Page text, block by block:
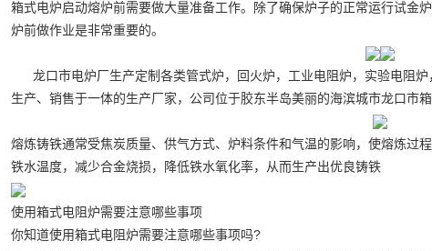
箱式电炉启动熔炉前需要做大量准备工作。除了确保炉子的正常运行试金炉
炉前做作业是非常重要的。
龙口市电炉厂生产定制各类管式炉，回火炉，工业电阻炉，实验电阻炉
生产、销售于一体的生产厂家，公司位于胶东半岛美丽的海滨城市龙口市
熔炼铸铁通常受焦炭质量、供气方式、炉料条件和气温的影响，使熔炼过
铁水温度，减少合金烧损，降低铁水氧化率，从而生产出优良铸铁
使用箱式电阻炉需要注意哪些事项
你知道使用箱式电阻炉需要注意哪些事项吗?